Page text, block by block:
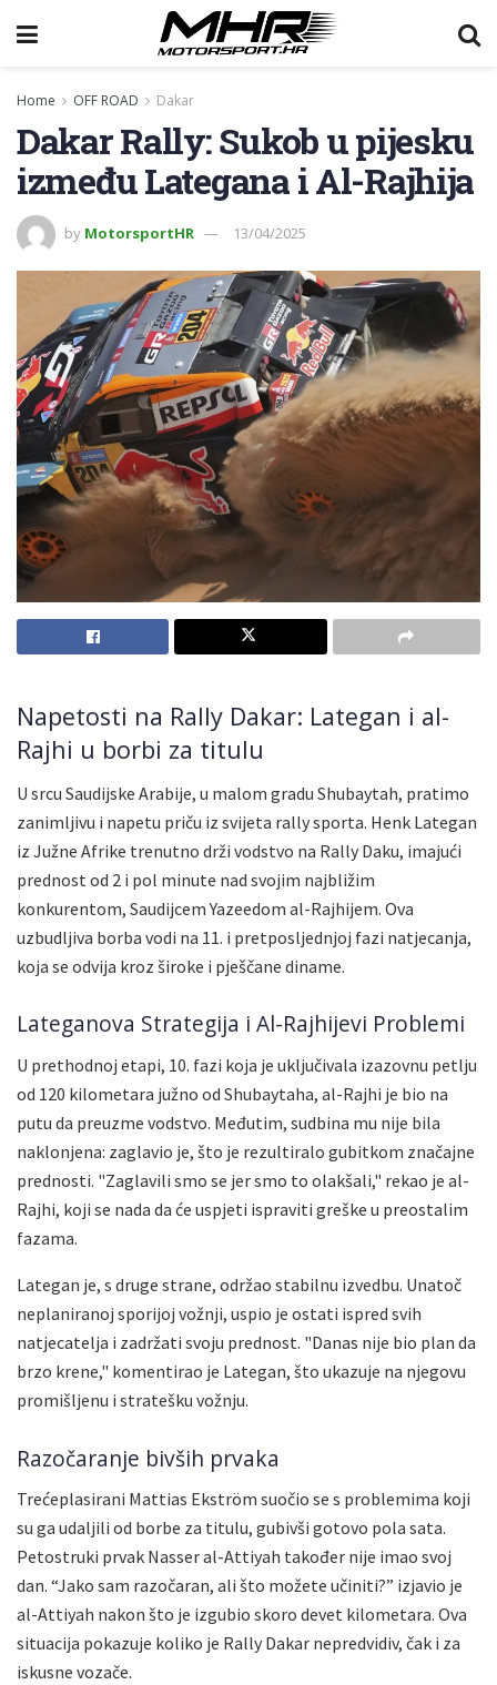
Home OFF ROAD Dakar
Dakar Rally: Sukob u pijesku
između Lategana i Al-Rajhija
by MotorsportHR 13/04/2025
Napetosti na Rally Dakar: Lategan i al-
Rajhi u borbi za titulu
U srcu Saudijske Arabije, u malom gradu Shubaytah, pratimo
zanimljivu i napetu priču iz svijeta rally sporta. Henk Lategan
iz Južne Afrike trenutno drži vodstvo na Rally Daku, imajući
prednost od 2 i pol minute nad svojim najbližim
konkurentom, Saudijcem Yazeedom al-Rajhijem. Ova
uzbudljiva borba vodi na 11. i pretposljednjoj fazi natjecanja,
koja se odvija kroz široke i pješčane diname.
Lateganova Strategija i Al-Rajhijevi Problemi
U prethodnoj etapi, 10. fazi koja je uključivala izazovnu petlju
od 120 kilometara južno od Shubaytaha, al-Rajhi je bio na
putu da preuzme vodstvo. Međutim, sudbina mu nije bila
naklonjena: zaglavio je, što je rezultiralo gubitkom značajne
prednosti. "Zaglavili smo se jer smo to olakšali," rekao je al-
Rajhi, koji se nada da će uspjeti ispraviti greške u preostalim
fazama.
Lategan je, s druge strane, održao stabilnu izvedbu. Unatoč
neplaniranoj sporijoj vožnji, uspio je ostati ispred svih
natjecatelja i zadržati svoju prednost. "Danas nije bio plan da
brzo krene," komentirao je Lategan, što ukazuje na njegovu
promišljenu i stratešku vožnju.
Razočaranje bivših prvaka
Trećeplasirani Mattias Ekström suočio se s problemima koji
su ga udaljili od borbe za titulu, gubivši gotovo pola sata.
Petostruki prvak Nasser al-Attiyah također nije imao svoj
dan. “Jako sam razočaran, ali što možete učiniti?” izjavio je
al-Attiyah nakon što je izgubio skoro devet kilometara. Ova
situacija pokazuje koliko je Rally Dakar nepredvidiv, čak i za
iskusne vozače.